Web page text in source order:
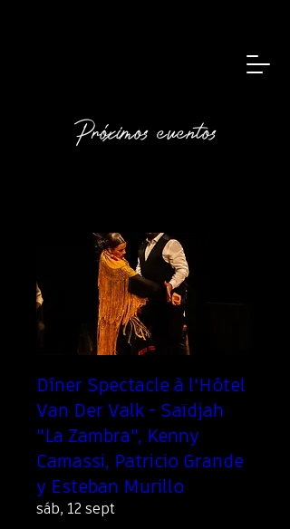
Próximos eventos
Dîner Spectacle à l'Hôtel
Van Der Valk - Saïdjah
"La Zambra", Kenny
Camassi, Patricio Grande
y Esteban Murillo
sáb, 12 sept